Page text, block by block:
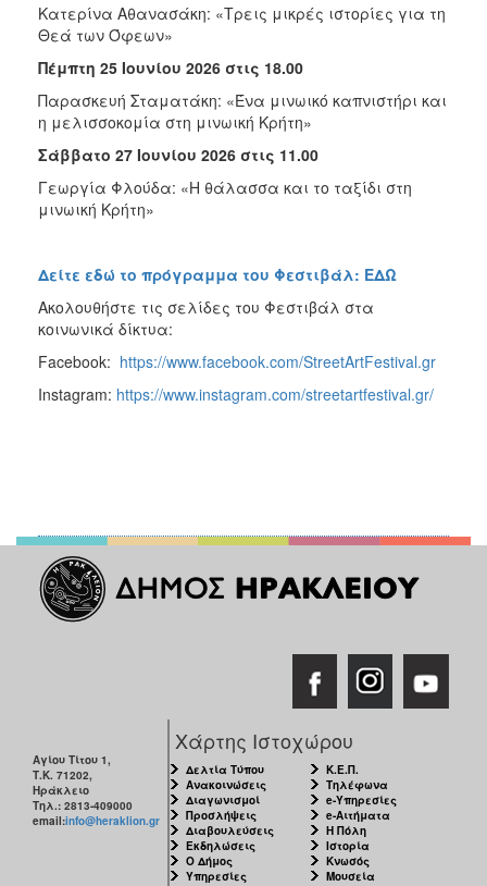
Κατερίνα Αθανασάκη: «Τρεις μικρές ιστορίες για τη
Θεά των Όφεων»
Πέμπτη 25 Ιουνίου 2026 στις 18.00
Παρασκευή Σταματάκη: «Ένα μινωικό καπνιστήρι και
η μελισσοκομία στη μινωική Κρήτη»
Σάββατο 27 Ιουνίου 2026 στις 11.00
Γεωργία Φλούδα: «Η θάλασσα και το ταξίδι στη
μινωική Κρήτη»
Δείτε εδώ το πρόγραμμα του Φεστιβάλ: ΕΔΩ
Ακολουθήστε τις σελίδες του Φεστιβάλ στα
κοινωνικά δίκτυα:
Facebook: https://www.facebook.com/StreetArtFestival.gr
Instagram: https://www.instagram.com/streetartfestival.gr/
Αγίου Τίτου 1,
Τ.Κ. 71202,
Ηράκλειο
Τηλ.: 2813-409000
email:info@heraklion.gr
Χάρτης Ιστοχώρου
Δελτία Τύπου
Ανακοινώσεις
Διαγωνισμοί
Προσλήψεις
Διαβουλεύσεις
Εκδηλώσεις
Ο Δήμος
Υπηρεσίες
Κ.Ε.Π.
Τηλέφωνα
e-Υπηρεσίες
e-Αιτήματα
Η Πόλη
Ιστορία
Κνωσός
Μουσεία